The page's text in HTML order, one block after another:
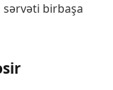
sərvəti birbaşa